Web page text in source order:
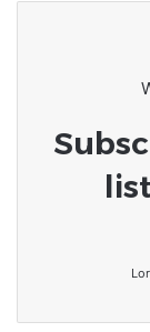
avec